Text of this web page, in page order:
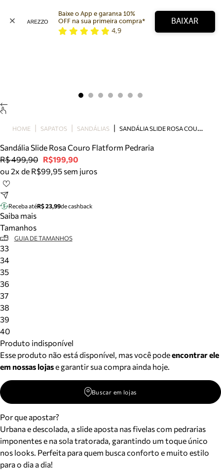
Bolsa
Tamanco
Tênis
Mule
Tire dúvidas sobre pedidos, devoluções e mais.
Meus pedidos
Acompanhe seus pedidos e solicite devoluções.
Baixe o App e garanta 10%
OFF na sua primeira compra*
4,9
BAIXAR
HOME SAPATOS SANDÁLIAS S
ANDÁLIA SLIDE ROSA COURO FLATFORM PEDRARIA
Sandália Slide Rosa Couro Flatform Pedraria
R$ 499,90 R$199,90
ou 2x de R$99,95 sem juros
Receba atéR$ 23,99de cashback
Saiba mais
Tamanhos
GUIA DE TAMANHOS
33
34
35
36
37
38
39
40
Produto indisponível
Esse produto não está disponível, mas você podeencontrar ele
em nossas lojase garantir sua compra ainda hoje.
Buscar em lojas
Por que apostar?
Urbana e descolada, a slide aposta nas fivelas com pedrarias
imponentes e na sola tratorada, garantindo um toque único
nos looks. Perfeita para quem busca conforto e muito estilo
para o dia a dia!